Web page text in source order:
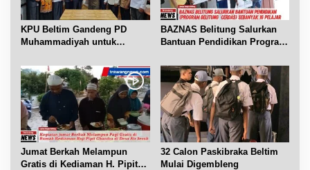
KPU Beltim Gandeng PD
Muhammadiyah untuk
BAZNAS Belitung Salurkan
Bantuan Pendidikan Program
Jumat Berkah Melampun
Gratis di Kediaman H. Pipit
32 Calon Paskibraka Beltim
Mulai Digembleng